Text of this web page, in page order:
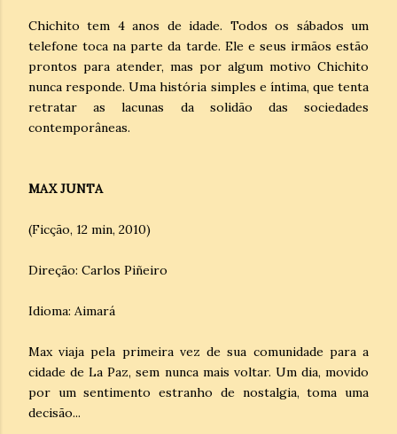
Chichito tem 4 anos de idade. Todos os sábados um
telefone toca na parte da tarde. Ele e seus irmãos estão
prontos para atender, mas por algum motivo Chichito
nunca responde. Uma história simples e íntima, que tenta
retratar as lacunas da solidão das sociedades
contemporâneas.
MAX JUNTA
(Ficção, 12 min, 2010)
Direção: Carlos Piñeiro
Idioma: Aimará
Max viaja pela primeira vez de sua comunidade para a
cidade de La Paz, sem nunca mais voltar. Um dia, movido
por um sentimento estranho de nostalgia, toma uma
decisão...